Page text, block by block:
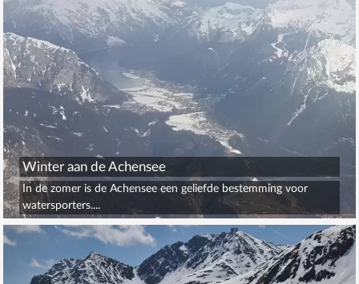
Winter aan de Achensee
In de zomer is de Achensee een geliefde bestemming voor
watersporters....